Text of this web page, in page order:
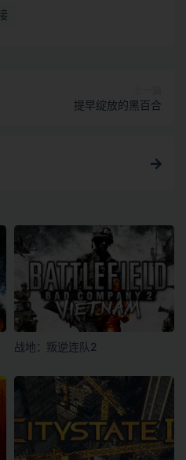
提早绽放的黑百合
战地：叛逆连队2